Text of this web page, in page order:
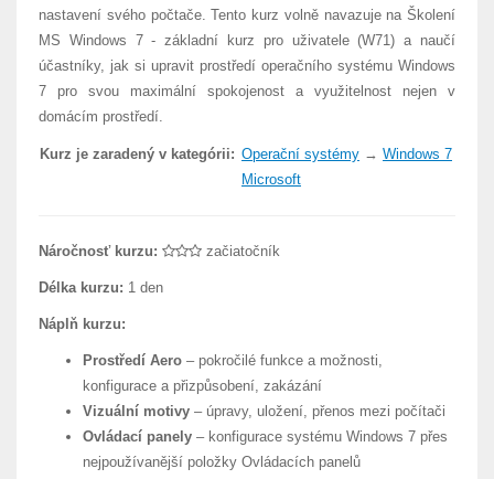
nastavení svého počtače. Tento kurz volně navazuje na Školení
MS Windows 7 - základní kurz pro uživatele (W71) a naučí
účastníky, jak si upravit prostředí operačního systému Windows
7 pro svou maximální spokojenost a využitelnost nejen v
domácím prostředí.
Kurz je zaradený v kategórii: Operační systémy → Windows 7
Microsoft
Náročnosť kurzu: začiatočník
Délka kurzu: 1 den
Náplň kurzu:
Prostředí Aero – pokročilé funkce a možnosti,
konfigurace a přizpůsobení, zakázání
Vizuální motivy – úpravy, uložení, přenos mezi počítači
Ovládací panely – konfigurace systému Windows 7 přes
nejpoužívanější položky Ovládacích panelů